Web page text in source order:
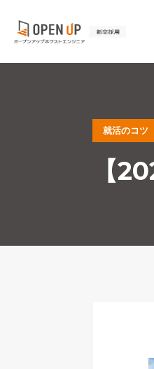
就活のコツ
【